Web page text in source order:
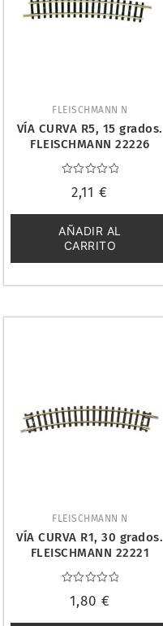
FLEISCHMANN N
VÍA CURVA R5, 15 grados.
FLEISCHMANN 22226
con
de
5
2,11€
AÑADIR AL
CARRITO
FLEISCHMANN N
VÍA CURVA R1, 30 grados.
FLEISCHMANN 22221
con
1,80 €